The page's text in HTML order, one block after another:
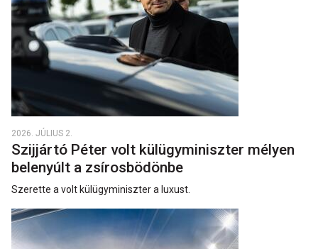
2026. JÚLIUS 2.
Szijjártó Péter volt külügyminiszter mélyen
belenyúlt a zsírosbödönbe
Szerette a volt külügyminiszter a luxust.